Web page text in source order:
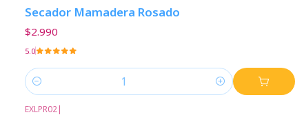
Secador Mamadera Rosado
$2.990
5.0
Cantidad
EXLPR02